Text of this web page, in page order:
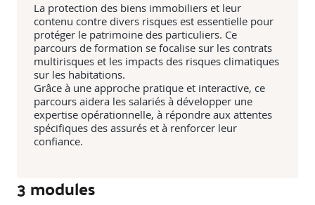
La protection des biens immobiliers et leur
contenu contre divers risques est essentielle pour
protéger le patrimoine des particuliers. Ce
parcours de formation se focalise sur les contrats
multirisques et les impacts des risques climatiques
sur les habitations.
Grâce à une approche pratique et interactive, ce
parcours aidera les salariés à développer une
expertise opérationnelle, à répondre aux attentes
spécifiques des assurés et à renforcer leur
confiance.
3modules